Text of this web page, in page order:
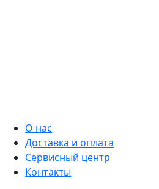
О нас
Доставка и оплата
Сервисный центр
Контакты